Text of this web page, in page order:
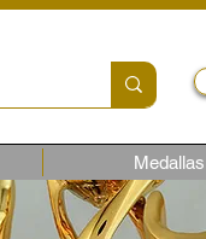
Medallas